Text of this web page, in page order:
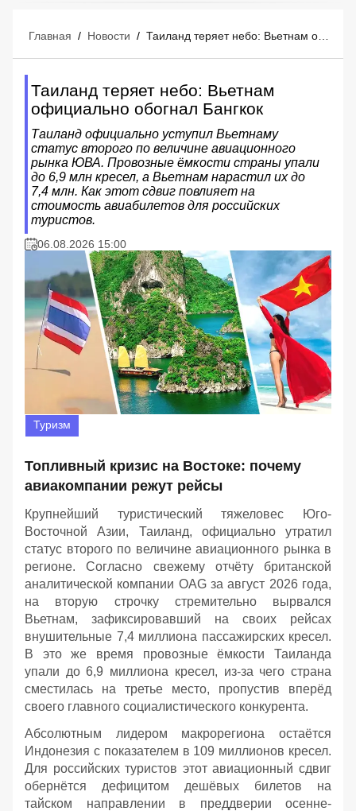
Главная / Новости /
Таиланд теряет небо: Вьетнам
официально обогнал Бангкок
Таиланд официально уступил Вьетнаму
статус второго по величине авиационного
рынка ЮВА. Провозные ёмкости страны упали
до 6,9 млн кресел, а Вьетнам нарастил их до
7,4 млн. Как этот сдвиг повлияет на
стоимость авиабилетов для российских
туристов.
06.08.2026 15:00
Туризм
Топливный кризис на Востоке: почему
авиакомпании режут рейсы
Крупнейший туристический тяжеловес Юго-
Восточной Азии, Таиланд, официально утратил
статус второго по величине авиационного рынка в
регионе. Согласно свежему отчёту британской
аналитической компании OAG за август 2026 года,
на вторую строчку стремительно вырвался
Вьетнам, зафиксировавший на своих рейсах
внушительные 7,4 миллиона пассажирских кресел.
В это же время провозные ёмкости Таиланда
упали до 6,9 миллиона кресел, из-за чего страна
сместилась на третье место, пропустив вперёд
своего главного социалистического конкурента.
Абсолютным лидером макрорегиона остаётся
Индонезия с показателем в 109 миллионов кресел.
Для российских туристов этот авиационный сдвиг
обернётся дефицитом дешёвых билетов на
тайском направлении в преддверии осенне-